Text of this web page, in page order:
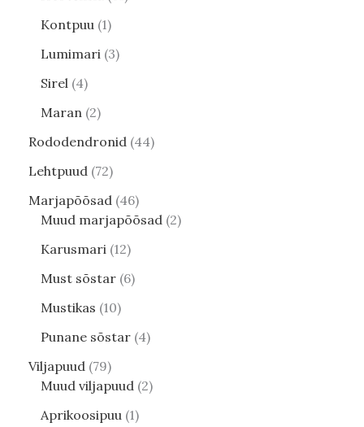
Kontpuu 1
Lumimari 3
Sirel 4
Maran 2
Rododendronid 44
Lehtpuud 72
Marjapõõsad 46
Muud marjapõõsad 2
Karusmari 12
Must sõstar 6
Mustikas 10
Punane sõstar 4
Viljapuud 79
Muud viljapuud 2
Aprikoosipuu 1